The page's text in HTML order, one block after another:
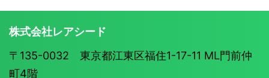
株式会社レアシード
〒135-0032 東京都江東区福住1-17-11 ML門前仲
町4階